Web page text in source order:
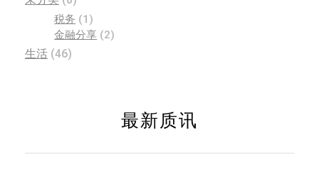
税务 (1)
金融分享 (2)
生活 (46)
最新质讯